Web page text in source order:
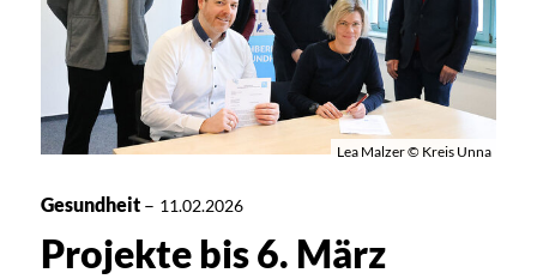
Lea Malzer © Kreis Unna
Gesundheit– 11.02.2026
Projekte bis 6. März